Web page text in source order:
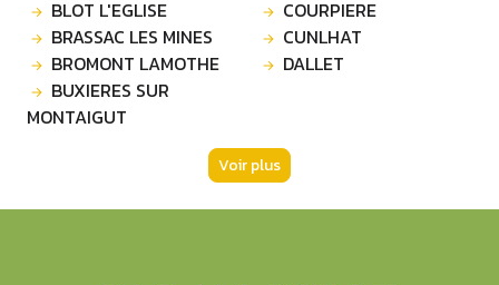
BLOT L'EGLISE
BRASSAC LES MINES
BROMONT LAMOTHE
BUXIERES SUR
MONTAIGUT
COURPIERE
CUNLHAT
DALLET
Voir plus